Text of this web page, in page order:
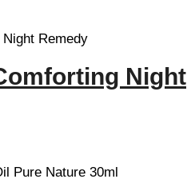
Night